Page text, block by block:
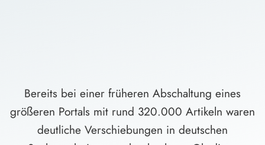
Bereits bei einer früheren Abschaltung eines
größeren Portals mit rund 320.000 Artikeln waren
deutliche Verschiebungen in deutschen